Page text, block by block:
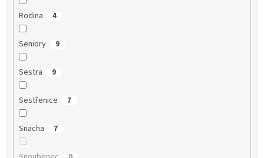
Rodina 4
Seniory 9
Sestra 9
Sestřenice 7
Snacha 7